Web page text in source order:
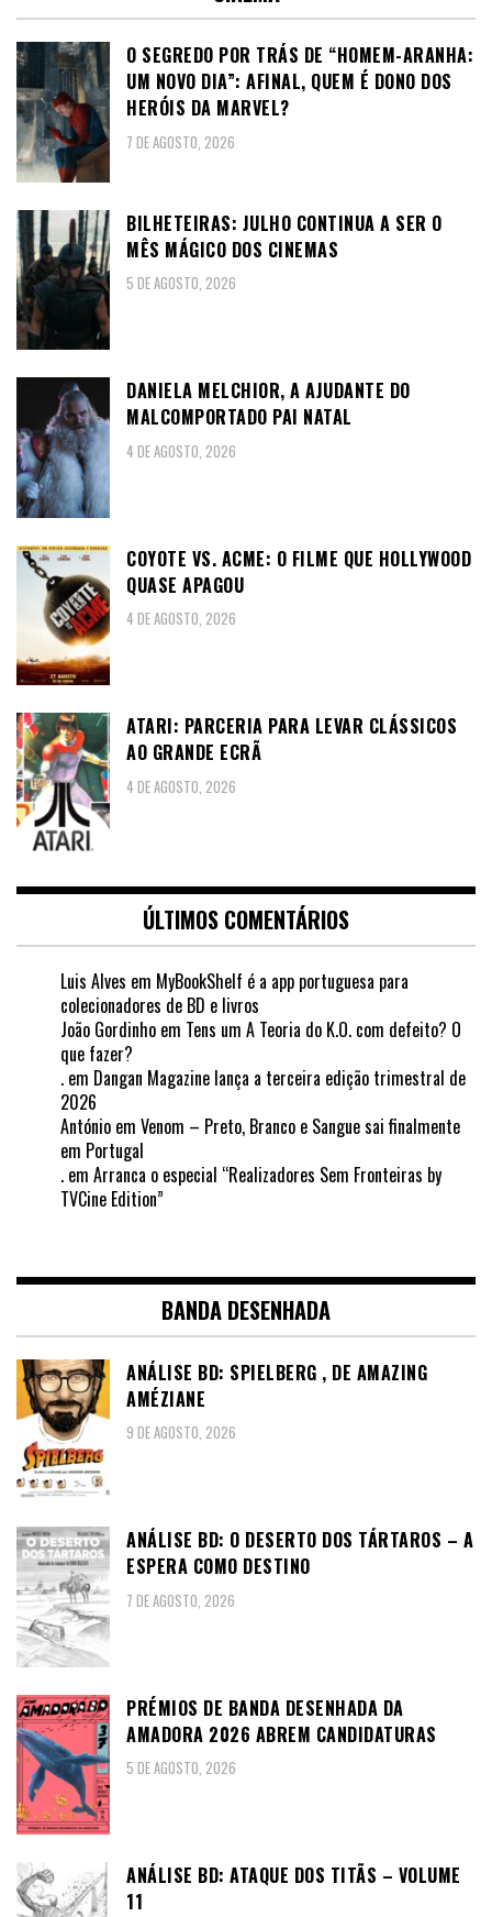
O SEGREDO POR TRÁS DE “HOMEM-ARANHA:
UM NOVO DIA”: AFINAL, QUEM É DONO DOS
HERÓIS DA MARVEL?
7 DE AGOSTO, 2026
BILHETEIRAS: JULHO CONTINUA A SER O
MÊS MÁGICO DOS CINEMAS
5 DE AGOSTO, 2026
DANIELA MELCHIOR, A AJUDANTE DO
MALCOMPORTADO PAI NATAL
4 DE AGOSTO, 2026
COYOTE VS. ACME: O FILME QUE HOLLYWOOD
QUASE APAGOU
4 DE AGOSTO, 2026
ATARI: PARCERIA PARA LEVAR CLÁSSICOS
AO GRANDE ECRÃ
4 DE AGOSTO, 2026
ÚLTIMOS COMENTÁRIOS
Luis Alves em MyBookShelf é a app portuguesa para
colecionadores de BD e livros
João Gordinho em Tens um A Teoria do K.O. com defeito? O
que fazer?
. em Dangan Magazine lança a terceira edição trimestral de
2026
António em Venom – Preto, Branco e Sangue sai finalmente
em Portugal
. em Arranca o especial “Realizadores Sem Fronteiras by
TVCine Edition”
BANDA DESENHADA
ANÁLISE BD: SPIELBERG , DE AMAZING
AMÉZIANE
9 DE AGOSTO, 2026
ANÁLISE BD: O DESERTO DOS TÁRTAROS – A
ESPERA COMO DESTINO
7 DE AGOSTO, 2026
PRÉMIOS DE BANDA DESENHADA DA
AMADORA 2026 ABREM CANDIDATURAS
5 DE AGOSTO, 2026
ANÁLISE BD: ATAQUE DOS TITÃS – VOLUME
11